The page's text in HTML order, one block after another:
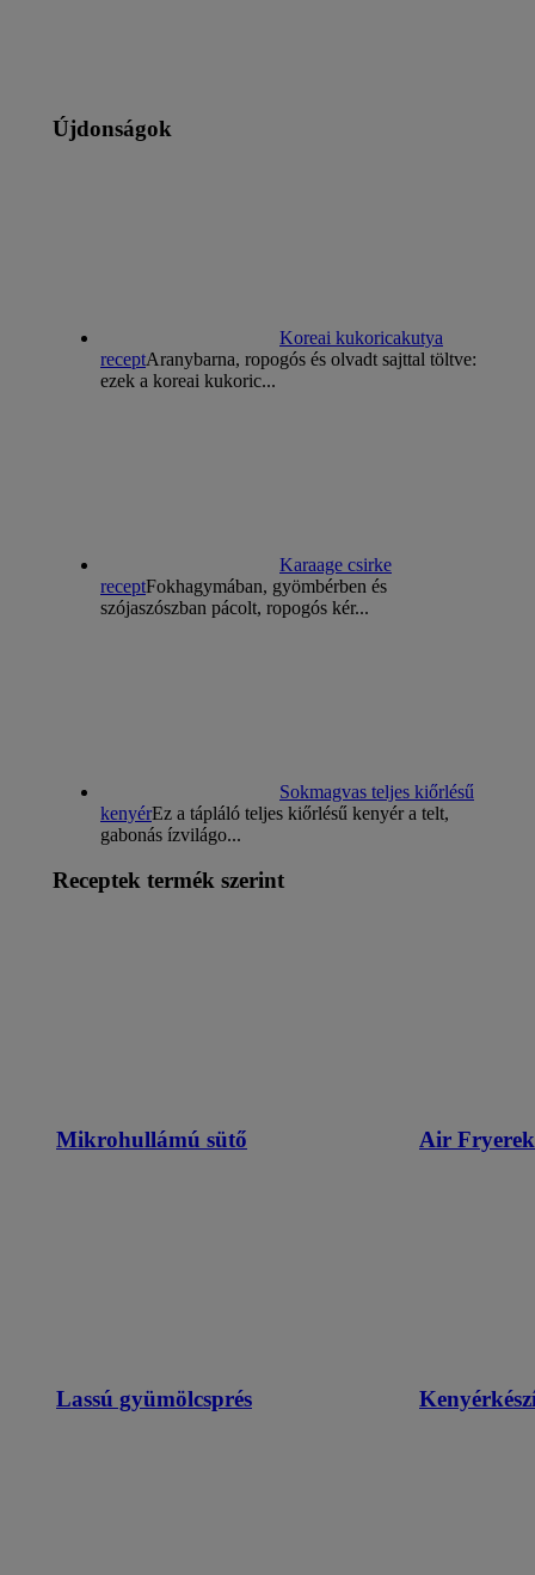
Újdonságok
Koreai kukoricakutya
receptAranybarna, ropogós és olvadt sajttal töltve:
ezek a koreai kukoric...
Karaage csirke
receptFokhagymában, gyömbérben és
szójaszószban pácolt, ropogós kér...
Sokmagvas teljes kiőrlésű
kenyérEz a tápláló teljes kiőrlésű kenyér a telt,
gabonás ízvilágo...
Receptek termék szerint
Mikrohullámú sütő Air Fryerek
Lassú gyümölcsprés